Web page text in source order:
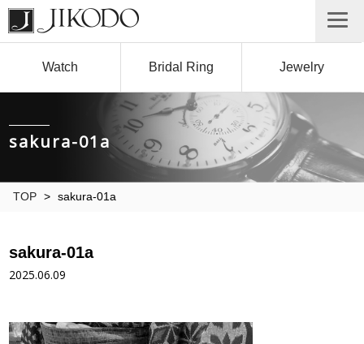
Watch Bridal Ring Jewelry
sakura-01a
TOP > sakura-01a
sakura-01a
2025.06.09